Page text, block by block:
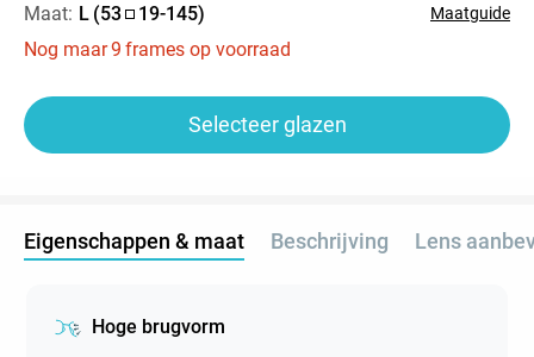
Maat: L (53 19-145) Maatguide
Nog maar9 frames op voorraad
Selecteer glazen
Eigenschappen & maat Beschrijving Lens
Hoge brugvorm